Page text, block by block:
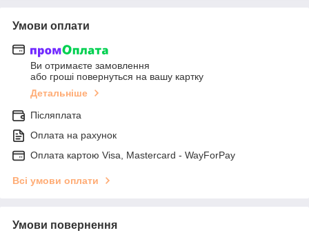
Умови оплати
Ви отримаєте замовлення
або гроші повернуться на вашу картку
Детальніше
Післяплата
Оплата на рахунок
Оплата картою Visa, Mastercard - WayForPay
Всі умови оплати
Умови повернення